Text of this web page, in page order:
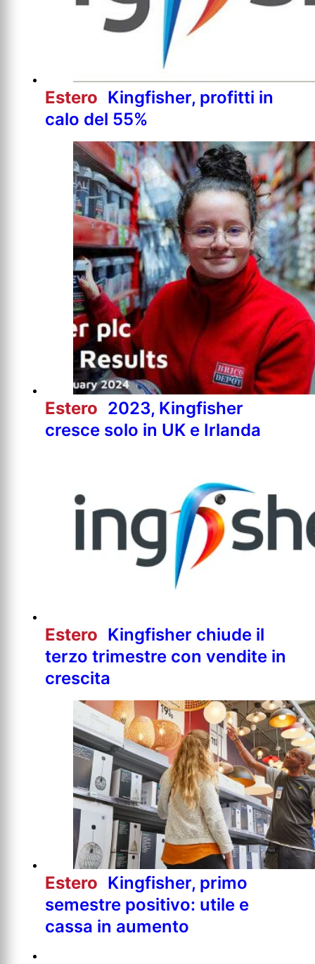
Estero Kingfisher, profitti in
calo del 55%
Estero 2023, Kingfisher
cresce solo in UK e Irlanda
Estero Kingfisher chiude il
terzo trimestre con vendite in
crescita
Estero Kingfisher, primo
semestre positivo: utile e
cassa in aumento